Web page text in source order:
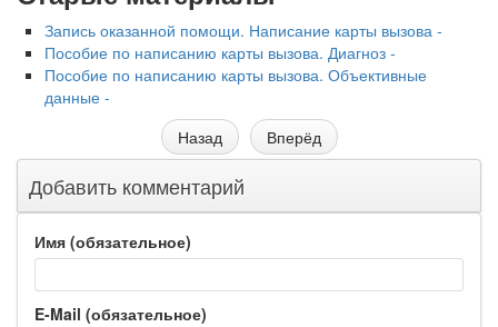
Запись оказанной помощи. Написание карты вызова -
Пособие по написанию карты вызова. Диагноз -
Пособие по написанию карты вызова. Объективные
данные -
Назад
Вперёд
Добавить комментарий
Имя (обязательное)
E-Mail (обязательное)